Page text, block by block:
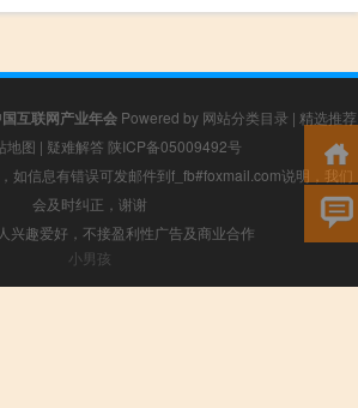
互联网产业年会Powered by 网站分类目录 | 精选推荐
地图 | 疑难解答 陕ICP备05009492号
如信息有错误可发邮件到f_fb#foxmail.com说明，我们
会及时纠正，谢谢
兴趣爱好，不接盈利性广告及商业合作
小男孩